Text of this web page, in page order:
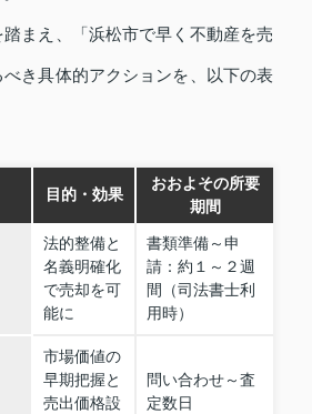
まえ、「浜松市で早く不動産を売
き具体的アクションを、以下の表
目的・効果
おおよその所要
期間
法的整備と
名義明確化
で売却を可
能に
書類準備～申
請：約１～２週
間（司法書士利
用時）
市場価値の
早期把握と
売出価格設
問い合わせ～査
定数日